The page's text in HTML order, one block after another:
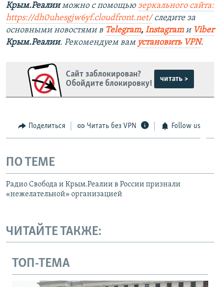
Крым.Реалииможно с помощью зеркального сайта:
https://dh0uhesgjw6yf.cloudfront.net/ следите за
основными новостями в Telegram, Instagramи Viber
Крым.Реалии. Рекомендуем вам установить VPN.
Сайт заблокирован?
Обойдите блокировку!
читать >
Поделиться Читать без VPN Follow us
ПО ТЕМЕ
Радио Свобода и Крым.Реалии в России признали
«нежелательной» организацией
ЧИТАЙТЕ ТАКЖЕ:
ТОП-ТЕМА